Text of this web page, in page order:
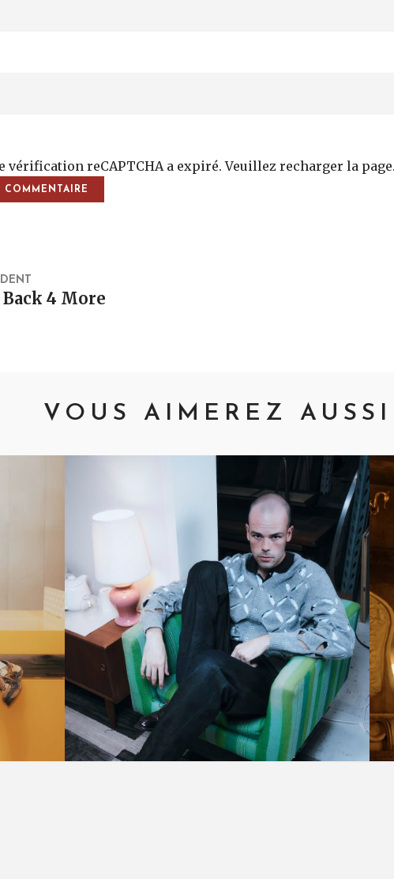
vérification reCAPTCHA a expiré. Veuillez recharger la
4 More
VOUS AIMEREZ AUSSI